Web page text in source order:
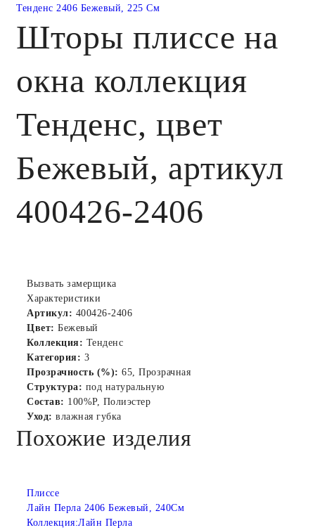
Тенденс 2406 Бежевый, 225 См
Шторы плиссе на
окна коллекция
Тенденс, цвет
Бежевый, артикул
400426-2406
Вызвать замерщика
Характеристики
Артикул: 400426-2406
Цвет: Бежевый
Коллекция: Тенденс
Категория: 3
Прозрачность (%): 65, Прозрачная
Структура: под натуральную
Состав: 100%P, Полиэстер
Уход: влажная губка
Похожие изделия
Плиссе
Лайн Перла 2406 Бежевый, 240См
Коллекция:Лайн Перла